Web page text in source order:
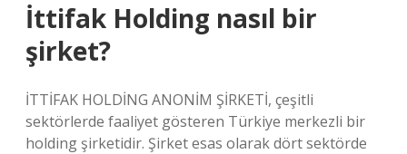
İttifak Holding nasıl bir
şirket?
İTTİFAK HOLDİNG ANONİM ŞİRKETİ, çeşitli
sektörlerde faaliyet gösteren Türkiye merkezli bir
holding şirketidir. Şirket esas olarak dört sektörde